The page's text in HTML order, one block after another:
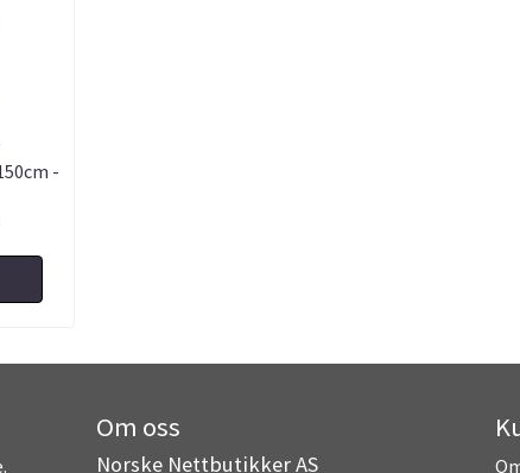
-
Om oss
Norske Nettbutikker AS